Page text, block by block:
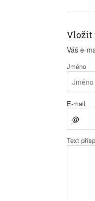
Vložit
Váš e-
Jméno
E-mail
Text